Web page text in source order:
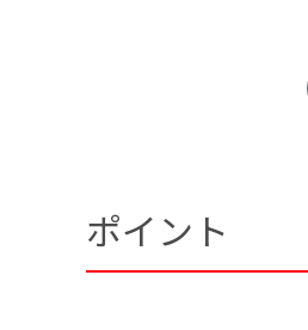
ポイント